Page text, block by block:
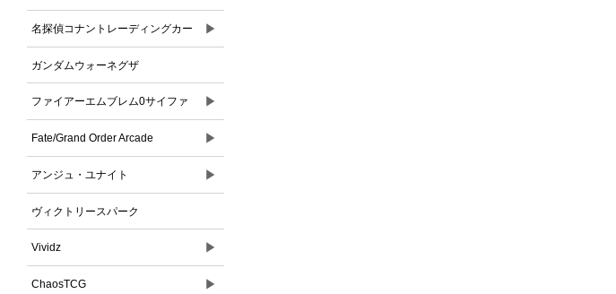
名探偵コナントレーディングカー
ドゲーム
▶
ガンダムウォーネグザ
ファイアーエムブレム0サイファ ▶
Fate/Grand Order Arcade ▶
アンジュ・ユナイト ▶
ヴィクトリースパーク
Vividz ▶
ChaosTCG ▶